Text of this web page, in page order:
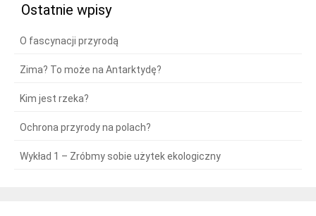
Ostatnie wpisy
O fascynacji przyrodą
Zima? To może na Antarktydę?
Kim jest rzeka?
Ochrona przyrody na polach?
Wykład 1 – Zróbmy sobie użytek ekologiczny